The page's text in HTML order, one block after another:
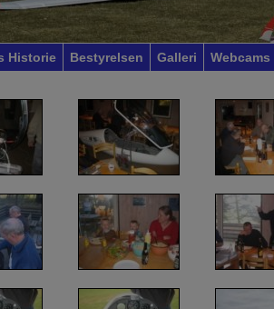
Historie Bestyrelsen Galleri Webcams